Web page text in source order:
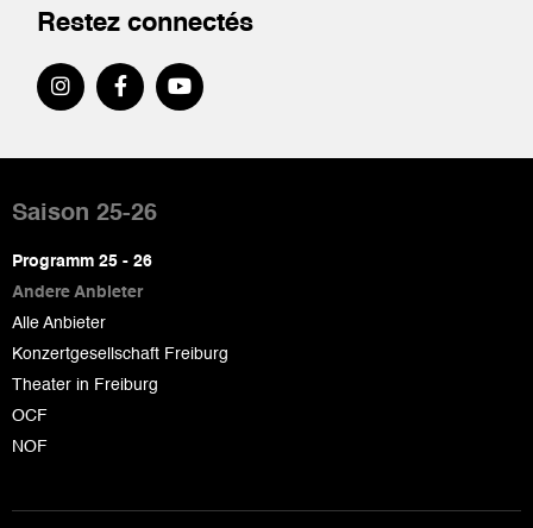
Restez connectés
de
page
Saison 25-26
Programm 25 - 26
Andere Anbieter
Alle Anbieter
Konzertgesellschaft Freiburg
Theater in Freiburg
OCF
NOF